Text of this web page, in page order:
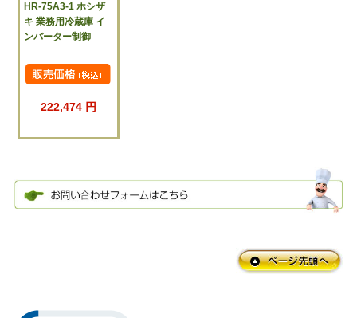
HR-75A3-1 ホシザ
キ 業務用冷蔵庫 イ
ンバーター制御
222,474 円